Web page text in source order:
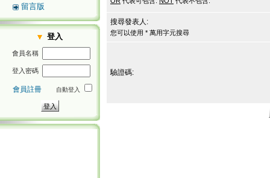
留言版
登入
會員名稱
登入密碼
會員註冊 自動登入
搜尋發表人:
您可以使用 * 萬用字元搜尋
驗證碼: